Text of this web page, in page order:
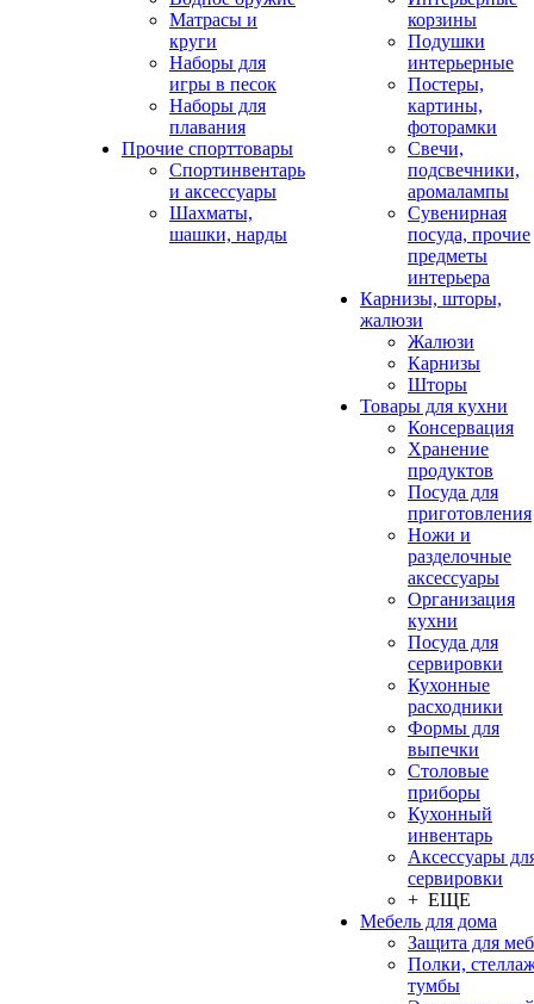
Матрасы и
круги
Наборы для
игры в песок
Наборы для
плавания
Прочие спорттовары
Спортинвентарь
и аксессуары
Шахматы,
шашки, нарды
корзины
Подушки
интерьерные
Постеры,
картины,
фоторамки
Свечи,
подсвечники,
аромалампы
Сувенирная
посуда, прочие
предметы
интерьера
Карнизы, шторы,
жалюзи
Жалюзи
Карнизы
Шторы
Товары для кухни
Консервация
Хранение
продуктов
Посуда для
приготовления
Ножи и
разделочные
аксессуары
Организация
кухни
Посуда для
сервировки
Кухонные
расходники
Формы для
выпечки
Столовые
приборы
Кухонный
инвентарь
Аксессуары
сервировки
+ ЕЩЕ
Мебель для дома
Защита для
Полки,
тумбы